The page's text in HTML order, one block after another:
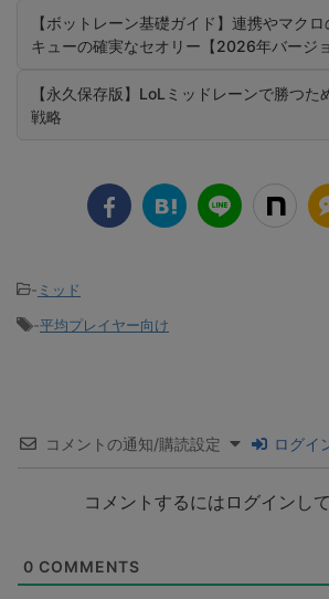
【ボットレーン基礎ガイド】連携やマク
キューの確実なセオリー【2026年バージョ
【永久保存版】LoLミッドレーンで勝つた
戦略
- ミッド
-平均プレイヤー向け
コメントの通知/購読設定 ログイ
コメントするにはログインし
0 COMMENTS